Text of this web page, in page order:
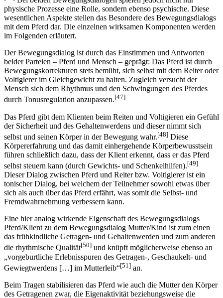
Bewegungsfluss des Pferdes dem des menschlichen Ganges ähnelt.
[46]Bei beiden Bewegungsdialogen spielen jedoch nicht nur
physische Prozesse eine Rolle, sondern ebenso psychische. Diese
wesentlichen Aspekte stellen das Besondere des Bewegungsdialogs
im Folgenden erläutert.
Der Bewegungsdialog ist durch das Einstimmen und Antworten
beider Parteien – Pferd und Mensch – geprägt: Das Pferd ist durch
Bewegungskorrekturen stets bemüht, sich selbst mit dem Reiter oder
Voltigierer im Gleichgewicht zu halten. Zugleich versucht der
durch Tonusregulation anzupassen.[47]
Das Pferd gibt dem Klienten beim Reiten und Voltigieren ein Gefühl
der Sicherheit und des Gehaltenwerdens und dieser nimmt sich
selbst und seinen Körper in der Bewegung wahr.[48]Diese
Körpererfahrung und das damit einhergehende Körperbewusstsein
führen schließlich dazu, dass der Klient erkennt, dass er das Pferd
selbst steuern kann (durch Gewichts- und Schenkelhilfen).[49]
Dieser Dialog zwischen Pferd und Reiter bzw. Voltigierer ist ein
tonischer Dialog, bei welchem der Teilnehmer sowohl etwas über
Fremdwahrnehmung verbessern kann.
Eine hier analog wirkende Eigenschaft des Bewegungsdialogs
Pferd/Klient zu dem Bewegungsdialog Mutter/Kind ist zum einen
das frühkindliche Getragen- und Gehaltenwerden und zum anderen
die rhythmische Qualität [50] und knüpft möglicherweise ebenso an
„vorgeburtliche Erlebnisspuren des Getragen-, Geschaukelt- und
Gewiegtwerdens […] im Mutterleib“[51] an.